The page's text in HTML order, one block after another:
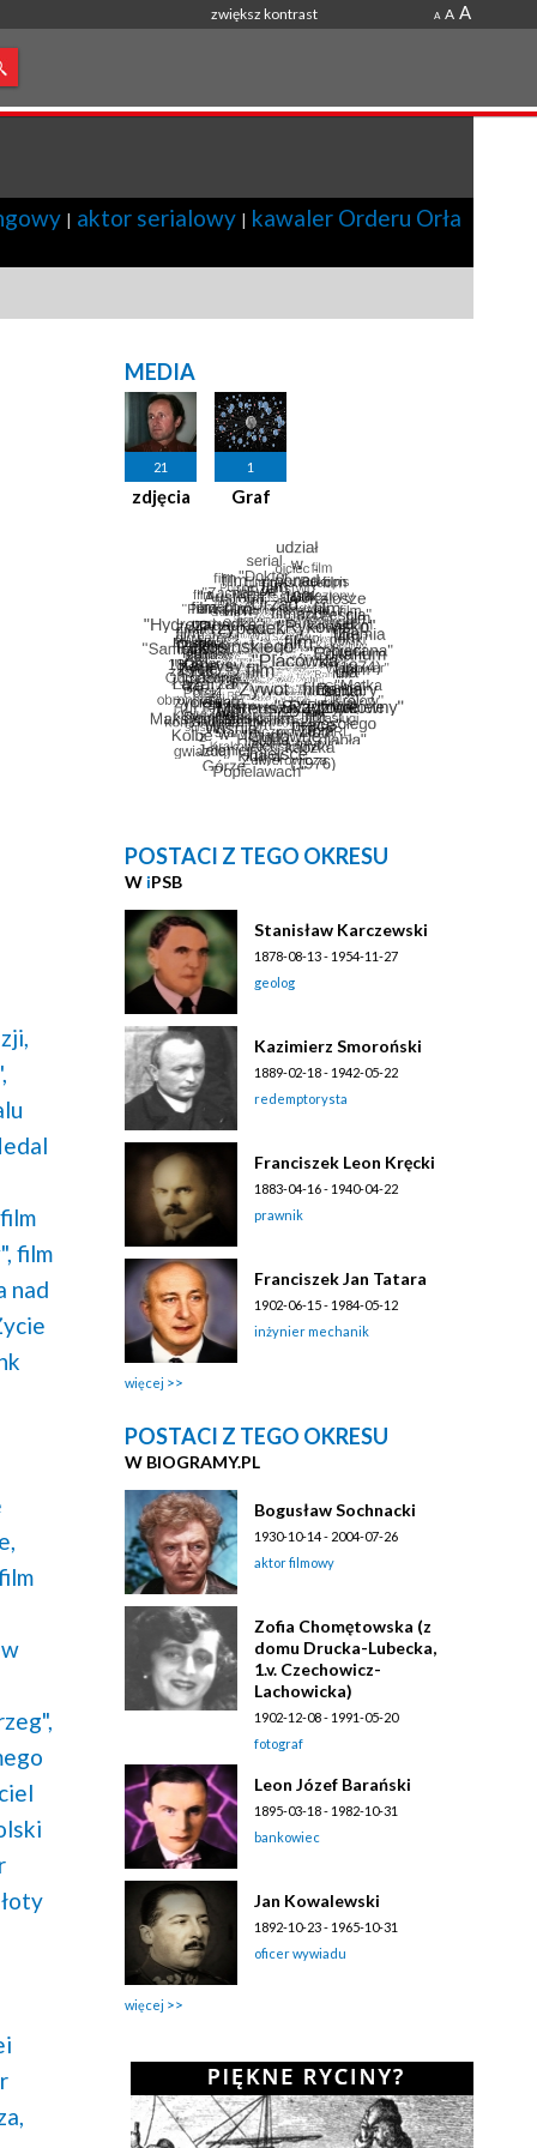
zwiększ kontrast A A A
| aktor serialowy | kawaler Orderu Orła
film
film
nad
MEDIA
21
zdjęcia
1
Graf
POSTACI Z TEGO OKRESU
W iPSB
Stanisław Karczewski
1878-08-13 - 1954-11-27
geolog
Kazimierz Smoroński
1889-02-18 - 1942-05-22
redemptorysta
Franciszek Leon Kręcki
1883-04-16 - 1940-04-22
prawnik
Franciszek Jan Tatara
1902-06-15 - 1984-05-12
inżynier mechanik
więcej
POSTACI Z TEGO OKRESU
W BIOGRAMY.PL
Bogusław Sochnacki
1930-10-14 - 2004-07-26
aktor filmowy
Zofia Chomętowska (z
domu Drucka-Lubecka,
1.v. Czechowicz-
Lachowicka)
1902-12-08 - 1991-05-20
fotograf
Leon Józef Barański
1895-03-18 - 1982-10-31
bankowiec
Jan Kowalewski
1892-10-23 - 1965-10-31
oficer wywiadu
więcej